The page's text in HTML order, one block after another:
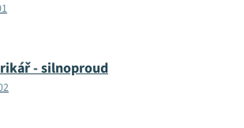
- silnoproud